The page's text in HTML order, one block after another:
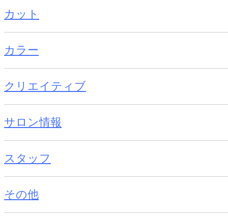
カット
カラー
クリエイティブ
サロン情報
スタッフ
その他